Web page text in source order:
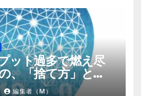
ット過多で燃え尽
、「捨て方」と
方」
編集者（M）